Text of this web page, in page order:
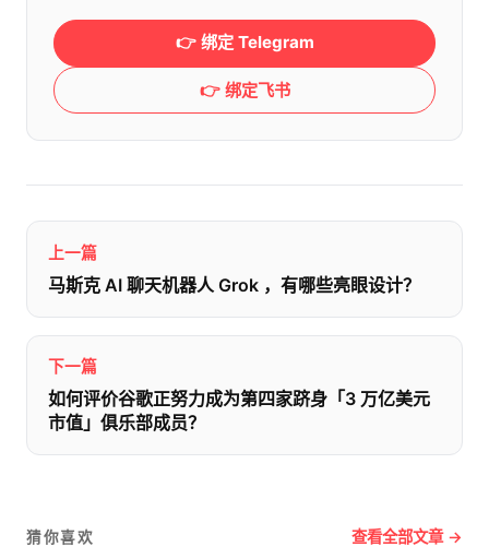
👉 绑定 Telegram
👉 绑定飞书
上一篇
马斯克 AI 聊天机器人 Grok ，有哪些亮眼设计？
下一篇
如何评价谷歌正努力成为第四家跻身「3 万亿美元
市值」俱乐部成员？
猜你喜欢 查看全部文章 →